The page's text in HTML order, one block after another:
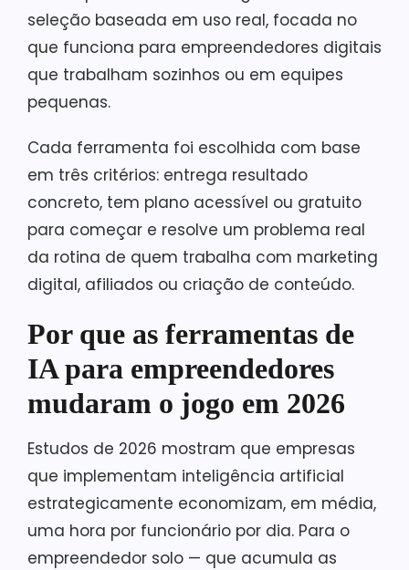
seleção baseada em uso real, focada no
que funciona para empreendedores digitais
que trabalham sozinhos ou em equipes
pequenas.
Cada ferramenta foi escolhida com base
em três critérios: entrega resultado
concreto, tem plano acessível ou gratuito
para começar e resolve um problema real
da rotina de quem trabalha com marketing
digital, afiliados ou criação de conteúdo.
Por que as ferramentas de
IA para empreendedores
mudaram o jogo em 2026
Estudos de 2026 mostram que empresas
que implementam inteligência artificial
estrategicamente economizam, em média,
uma hora por funcionário por dia. Para o
empreendedor solo — que acumula as